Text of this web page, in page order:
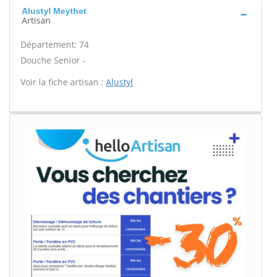
Alustyl Meythet
Artisan
Département: 74
Douche Senior -
Voir la fiche artisan : Alustyl